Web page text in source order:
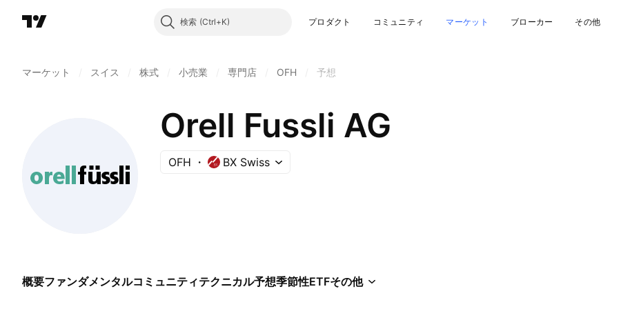
検索 プロダクト コミュニティ マーケット ブローカー その他
マーケット スイス 株式 小売業 専門店 OFH 予想
Orell Fussli AG
OFH BX Swiss
概要ファンダメンタルコミュニティテクニカル予想季節性ETFその他